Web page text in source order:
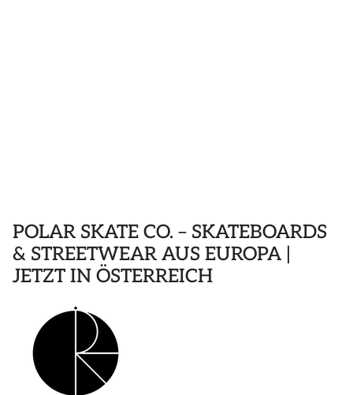
POLAR SKATE CO. – SKATEBOARDS
& STREETWEAR AUS EUROPA |
JETZT IN ÖSTERREICH